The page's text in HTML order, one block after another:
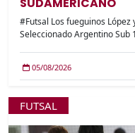
SUDAMERICANO
#Futsal Los fueguinos
Seleccionado Argentino
05/08/2026
FUTSAL